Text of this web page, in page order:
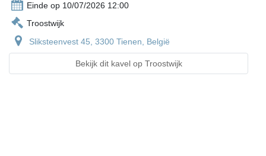
Einde op 10/07/2026 12:00
Troostwijk
Sliksteenvest 45, 3300 Tienen, België
Bekijk dit kavel op Troostwijk